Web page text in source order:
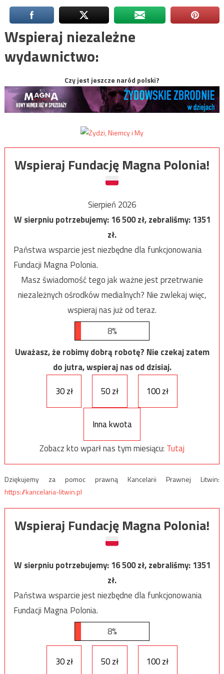
Wspieraj niezależne
wydawnictwo:
Czy jest jeszcze naród polski?
Wspieraj Fundację Magna Polonia!
Sierpień 2026
W sierpniu potrzebujemy:16 500zł, zebraliśmy:1351
zł.
Państwa wsparcie jest niezbędne dla funkcjonowania
Fundacji Magna Polonia.
Masz świadomość tego jak ważne jest przetrwanie
niezależnych ośrodków medialnych? Nie zwlekaj więc,
wspieraj nas już od teraz.
8%
Uważasz, że robimy dobrą robotę? Nie czekaj zatem
do jutra, wspieraj nas od dzisiaj.
30 zł
50 zł 100 zł
Inna kwota
Zobacz kto wparł nas tym miesiącu: Tutaj
Dziękujemy za pomoc prawną Kancelarii Prawnej Litwin:
https://kancelaria-litwin.pl
Wspieraj Fundację Magna Polonia!
W sierpniu potrzebujemy:16 500zł, zebraliśmy:1351
zł.
Państwa wsparcie jest niezbędne dla funkcjonowania
Fundacji Magna Polonia.
8%
30 zł 50 zł 100 zł